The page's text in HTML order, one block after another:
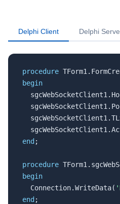
Delphi Client Delphi
procedure
begin
end ;
procedure
begin
Connection.WriteData(
end ;